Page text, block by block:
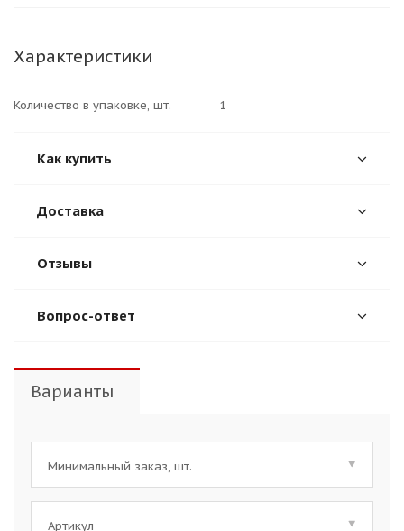
Характеристики
Количество в упаковке, шт. 1
Как купить
Доставка
Отзывы
Вопрос-ответ
Варианты
Минимальный заказ, шт.
Артикул